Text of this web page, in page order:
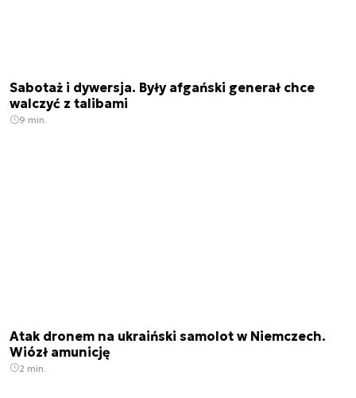
Sabotaż i dywersja. Były afgański generał chce
walczyć z talibami
9 min.
Atak dronem na ukraiński samolot w Niemczech.
Wiózł amunicję
2 min.